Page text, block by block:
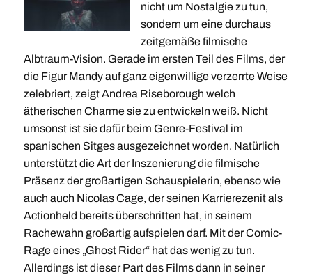
nicht um Nostalgie zu tun,
sondern um eine durchaus
zeitgemäße filmische
Albtraum-Vision. Gerade im ersten Teil des Films, der
die Figur Mandy auf ganz eigenwillige verzerrte Weise
zelebriert, zeigt Andrea Riseborough welch
ätherischen Charme sie zu entwickeln weiß. Nicht
umsonst ist sie dafür beim Genre-Festival im
spanischen Sitges ausgezeichnet worden. Natürlich
unterstützt die Art der Inszenierung die filmische
Präsenz der großartigen Schauspielerin, ebenso wie
auch auch Nicolas Cage, der seinen Karrierezenit als
Actionheld bereits überschritten hat, in seinem
Rachewahn großartig aufspielen darf. Mit der Comic-
Rage eines „Ghost Rider“ hat das wenig zu tun.
Allerdings ist dieser Part des Films dann in seiner